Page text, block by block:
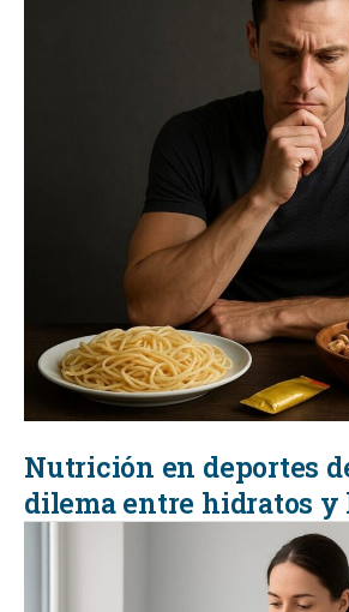
Nutrición en deportes
dilema entre hidratos y